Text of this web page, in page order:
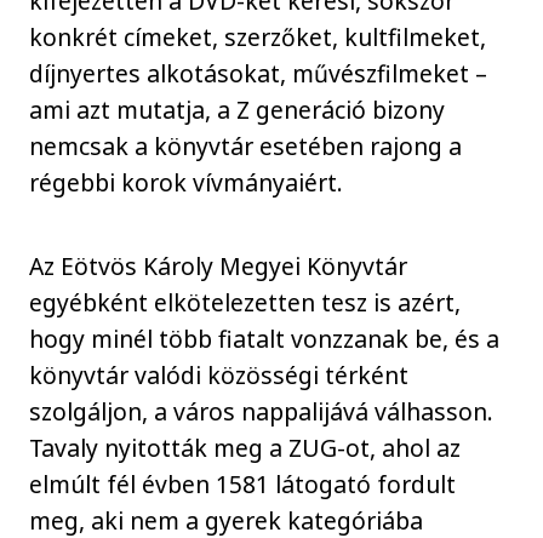
konkrét címeket, szerzőket, kultfilmeket,
díjnyertes alkotásokat, művészfilmeket –
ami azt mutatja, a Z generáció bizony
nemcsak a könyvtár esetében rajong a
régebbi korok vívmányaiért.
Az Eötvös Károly Megyei Könyvtár
egyébként elkötelezetten tesz is azért,
hogy minél több fiatalt vonzzanak be, és a
könyvtár valódi közösségi térként
szolgáljon, a város nappalijává válhasson.
Tavaly nyitották meg a ZUG-ot, ahol az
elmúlt fél évben 1581 látogató fordult
meg, aki nem a gyerek kategóriába